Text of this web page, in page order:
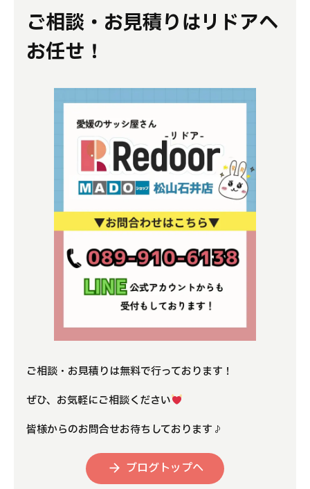
ご相談・お見積りはリドアへ
お任せ！
ご相談・お見積りは無料で行っております！
ぜひ、お気軽にご相談ください
皆様からのお問合せお待ちしております♪
ブログトップへ